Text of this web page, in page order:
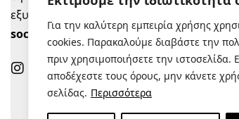
Για την καλύτερη εμπειρία χρήσης
cookies. Παρακαλούμε διαβάστε την
πριν χρησιμοποιήσετε την ιστοσελίδα.
αποδέχεστε τους όρους, μην κάνετε
σελίδας. Περισσότερα
εξυπηρετεί στο
social
.